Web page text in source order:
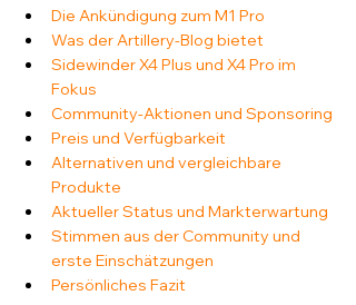
Die Ankündigung zum M1 Pro
Was der Artillery-Blog bietet
Sidewinder X4 Plus und X4 Pro im
Fokus
Community-Aktionen und Sponsoring
Preis und Verfügbarkeit
Alternativen und vergleichbare
Produkte
Aktueller Status und Markterwartung
Stimmen aus der Community und
erste Einschätzungen
Persönliches Fazit